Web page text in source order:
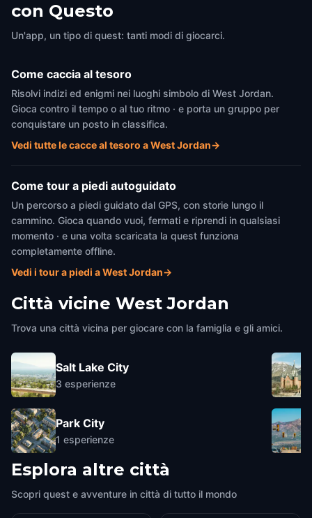
con Questo
Un'app, un tipo di quest: tanti modi di giocarci.
Come caccia al tesoro
Risolvi indizi ed enigmi nei luoghi simbolo di West Jordan.
Gioca contro il tempo o al tuo ritmo · e porta un gruppo per
conquistare un posto in classifica.
Vedi tutte le cacce al tesoro a West Jordan→
Come tour a piedi autoguidato
Un percorso a piedi guidato dal GPS, con storie lungo il
cammino. Gioca quando vuoi, fermati e riprendi in qualsiasi
momento · e una volta scaricata la quest funziona
completamente offline.
Vedi i tour a piedi a West Jordan→
Città vicine West Jordan
Trova una città vicina per giocare con la famiglia e gli amici.
Salt Lake City
3 esperienze
Park City
1 esperienze
Esplora altre città
Scopri quest e avventure in città di tutto il mondo